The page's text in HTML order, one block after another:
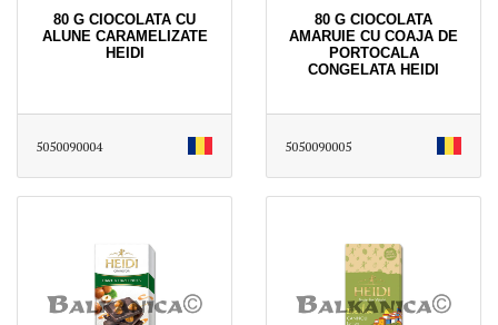
80 G CIOCOLATA CU
ALUNE CARAMELIZATE
HEIDI
5050090004
80 G CIOCOLATA
AMARUIE CU COAJA DE
PORTOCALA
CONGELATA HEIDI
5050090005